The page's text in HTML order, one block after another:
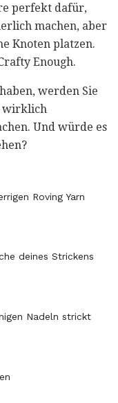
perfekt dafür,
machen, aber
Knoten platzen.
Enough.
werden Sie
wirklich
Und würde es
Roving Yarn
deines Strickens
Nadeln strickt